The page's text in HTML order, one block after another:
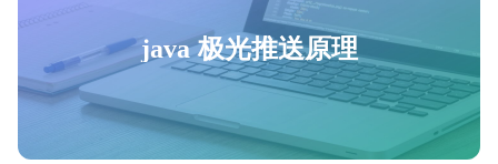
java 极光推送原理